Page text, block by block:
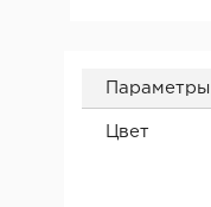
Параметры
Цвет